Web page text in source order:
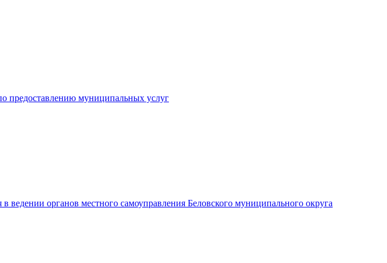
предоставлению муниципальных услуг
органов местного самоуправления Беловского муниципального округа